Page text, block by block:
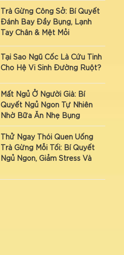
Trà Gừng Công Sở: Bí Quyết
Đánh Bay Đầy Bụng, Lạnh
Tay Chân & Mệt Mỏi
Tại Sao Ngũ Cốc Là Cứu Tinh
Cho Hệ Vi Sinh Đường Ruột?
Mất Ngủ Ở Người Già: Bí
Quyết Ngủ Ngon Tự Nhiên
Nhờ Bữa Ăn Nhẹ Bụng
Thử Ngay Thói Quen Uống
Trà Gừng Mỗi Tối: Bí Quyết
Ngủ Ngon, Giảm Stress Và